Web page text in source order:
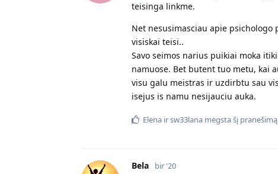
teisinga linkme.
Net nesusimasciau apie
visiskai teisi..
Savo seimos narius puikiai moka
namuose. Bet butent tuo metu, kai
visu galu meistras ir uzdirbtu sau
isejus is namu nesijauciu auka.
Elena irsw33lana mėgsta šį
Bela bir '20